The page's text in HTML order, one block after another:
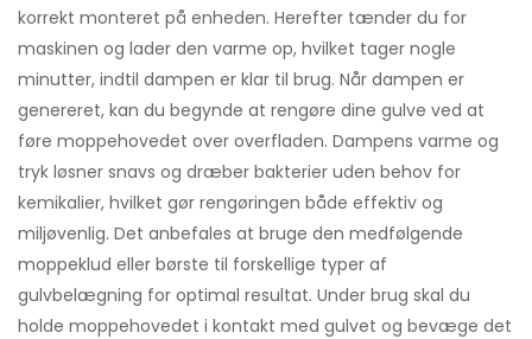
korrekt monteret på enheden. Herefter tænder du for
maskinen og lader den varme op, hvilket tager nogle
minutter, indtil dampen er klar til brug. Når dampen er
genereret, kan du begynde at rengøre dine gulve ved at
føre moppehovedet over overfladen. Dampens varme og
tryk løsner snavs og dræber bakterier uden behov for
kemikalier, hvilket gør rengøringen både effektiv og
miljøvenlig. Det anbefales at bruge den medfølgende
moppeklud eller børste til forskellige typer af
gulvbelægning for optimal resultat. Under brug skal du
holde moppehovedet i kontakt med gulvet og bevæge det